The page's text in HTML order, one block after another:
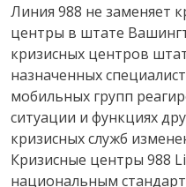
Линия 988 не заменяет
центры в штате
кризисных центров
назначенных
мобильных групп
ситуации и функциях
кризисных служб
Кризисные центры 988
национальным